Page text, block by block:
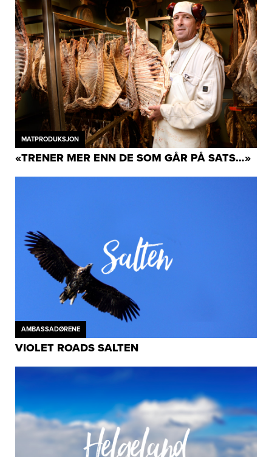
MATPRODUKSJON
«TRENER MER ENN DE SOM GÅR PÅ SATS…»
AMBASSADØRENE
VIOLET ROADS SALTEN